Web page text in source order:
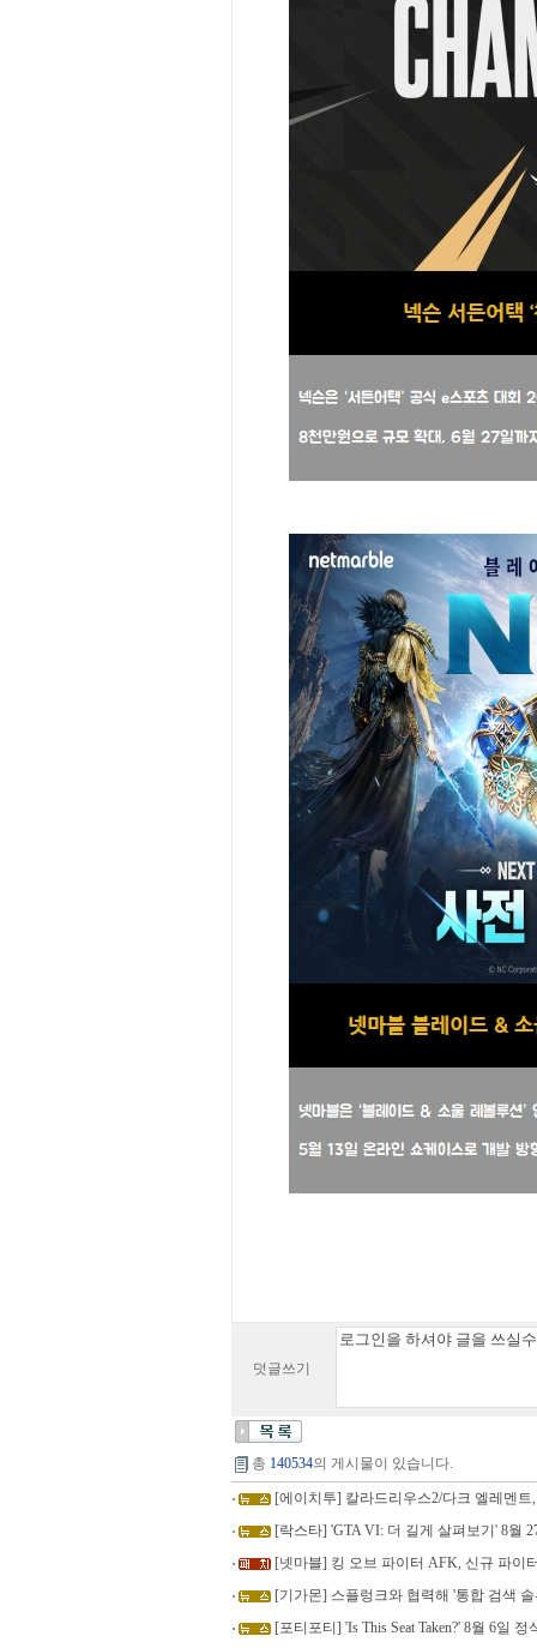
덧글쓰기
총 140534의 게시물이 있습니다.
[에이치투] 칼라드리우스2/다크 엘레멘
[락스타] 'GTA VI: 더 길게 살펴보기' 8월
[넷마블] 킹 오브 파이터 AFK, 신규 파이
[기가몬] 스플렁크와 협력해 '통합 검색
[포티포티] 'Is This Seat Taken?' 8월 6일 정